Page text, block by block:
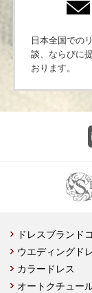
日本全国での
談、ならびに
おります。
ドレスブランド
ウエディングド
カラードレス
オートクチュー